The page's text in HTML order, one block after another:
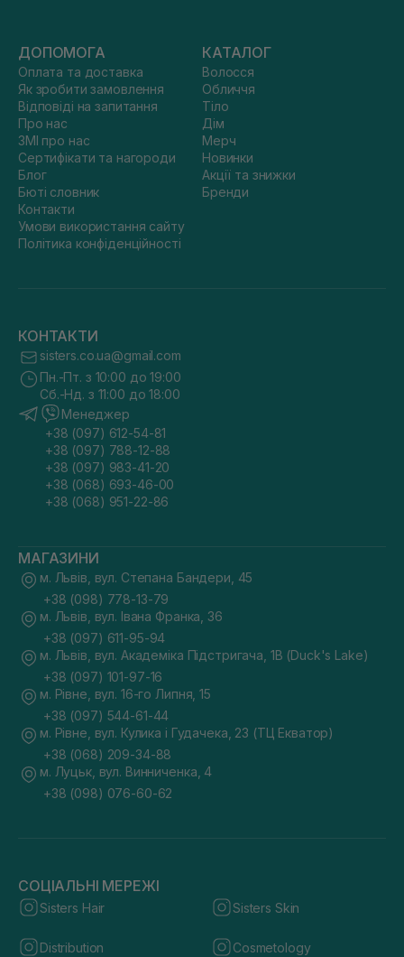
ДОПОМОГА
Оплата та доставка
Як зробити замовлення
Відповіді на запитання
Про нас
ЗМІ про нас
Сертифікати та нагороди
Блог
Бюті словник
Контакти
Умови використання сайту
Політика конфіденційності
КАТАЛОГ
Волосся
Обличчя
Тіло
Дім
Мерч
Новинки
Акції та знижки
Бренди
КОНТАКТИ
sisters.co.ua@gmail.com
Пн.-Пт. з 10:00 до 19:00
Сб.-Нд. з 11:00 до 18:00
Менеджер
+38 (097) 612-54-81
+38 (097) 788-12-88
+38 (097) 983-41-20
+38 (068) 693-46-00
+38 (068) 951-22-86
МАГАЗИНИ
м. Львів, вул. Степана Бандери, 45
+38 (098) 778-13-79
м. Львів, вул. Івана Франка, 36
+38 (097) 611-95-94
м. Львів, вул. Академіка Підстригача, 1В (Duck's Lake)
+38 (097) 101-97-16
м. Рівне, вул. 16-го Липня, 15
+38 (097) 544-61-44
м. Рівне, вул. Кулика і Гудачека, 23 (ТЦ Екватор)
+38 (068) 209-34-88
м. Луцьк, вул. Винниченка, 4
+38 (098) 076-60-62
СОЦІАЛЬНІ МЕРЕЖІ
Sisters Hair Sisters Skin
Distribution Cosmetology